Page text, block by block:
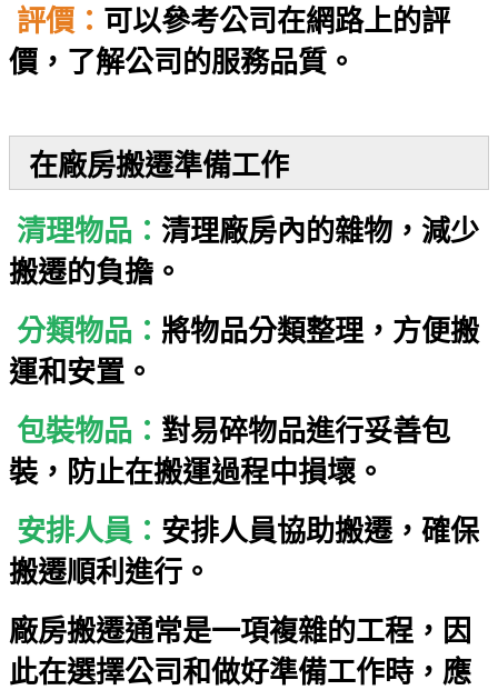
評價： 可以參考公司在網路上的評
價，了解公司的服務品質。
在廠房搬遷準備工作
清理物品： 清理廠房內的雜物，減少
搬遷的負擔。
分類物品： 將物品分類整理，方便搬
運和安置。
包裝物品： 對易碎物品進行妥善包
裝，防止在搬運過程中損壞。
安排人員： 安排人員協助搬遷，確保
搬遷順利進行。
廠房搬遷通常是一項複雜的工程，因
此在選擇公司和做好準備工作時，應